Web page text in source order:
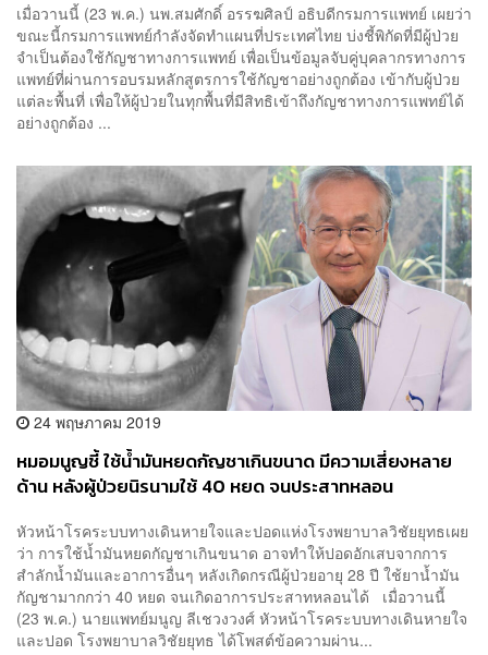
เมื่อวานนี้ (23 พ.ค.) นพ.สมศักดิ์ อรรฆศิลป์ อธิบดีกรมการแพทย์ เผยว่า
ขณะนี้กรมการแพทย์กำลังจัดทำแผนที่ประเทศไทย บ่งชี้พิกัดที่มีผู้ป่วย
จำเป็นต้องใช้กัญชาทางการแพทย์ เพื่อเป็นข้อมูลจับคู่บุคลากรทางการ
แพทย์ที่ผ่านการอบรมหลักสูตรการใช้กัญชาอย่างถูกต้อง เข้ากับผู้ป่วย
แต่ละพื้นที่ เพื่อให้ผู้ป่วยในทุกพื้นที่มีสิทธิเข้าถึงกัญชาทางการแพทย์ได้
อย่างถูกต้อง ...
24 พฤษภาคม 2019
หมอมนูญชี้ ใช้น้ำมันหยดกัญชาเกินขนาด มีความเสี่ยงหลาย
ด้าน หลังผู้ป่วยนิรนามใช้ 40 หยด จนประสาทหลอน
หัวหน้าโรคระบบทางเดินหายใจและปอดแห่งโรงพยาบาลวิชัยยุทธเผย
ว่า การใช้น้ำมันหยดกัญชาเกินขนาด อาจทำให้ปอดอักเสบจากการ
สำลักน้ำมันและอาการอื่นๆ หลังเกิดกรณีผู้ป่วยอายุ 28 ปี ใช้ยาน้ำมัน
กัญชามากกว่า 40 หยด จนเกิดอาการประสาทหลอนได้ เมื่อวานนี้
(23 พ.ค.) นายแพทย์มนูญ ลีเชวงวงศ์ หัวหน้าโรคระบบทางเดินหายใจ
และปอด โรงพยาบาลวิชัยยุทธ ได้โพสต์ข้อความผ่าน...